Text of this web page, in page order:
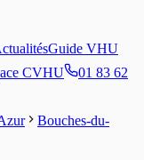
Guide VHU
CVHU
01 83 62
Bouches-du-